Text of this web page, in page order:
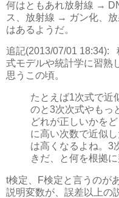
何はともあれ放射線 →
ス、放射線 → ガン化、
はあるようだ。
追記(2013/07/01 18:34):
式モデルや統計学に習熟
思うこの頃。
たとえば1次式で近
のと3次次式やもっ
どれが正しいかを
に高い次数で近似
は高くなるよね。3
きだ、と何を根拠
t検定、F検定と言うのが
説明変数が、誤差以上の